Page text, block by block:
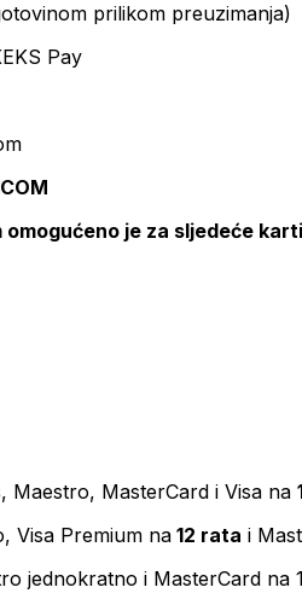
prilikom preuzimanja)
Pay
omogućeno je za sljedeće
Maestro, MasterCard i Visa na
Visa Premium na 12 rata i
jednokratno i MasterCard na